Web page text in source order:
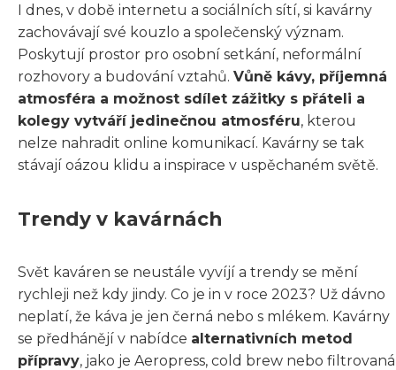
I dnes, v době internetu a sociálních sítí, si kavárny
zachovávají své kouzlo a společenský význam.
Poskytují prostor pro osobní setkání, neformální
rozhovory a budování vztahů. Vůně kávy, příjemná
atmosféra a možnost sdílet zážitky s přáteli a
kolegy vytváří jedinečnou atmosféru, kterou
nelze nahradit online komunikací. Kavárny se tak
stávají oázou klidu a inspirace v uspěchaném světě.
Trendy v kavárnách
Svět kaváren se neustále vyvíjí a trendy se mění
rychleji než kdy jindy. Co je in v roce 2023? Už dávno
neplatí, že káva je jen černá nebo s mlékem. Kavárny
se předhánějí v nabídce alternativních metod
přípravy, jako je Aeropress, cold brew nebo filtrovaná